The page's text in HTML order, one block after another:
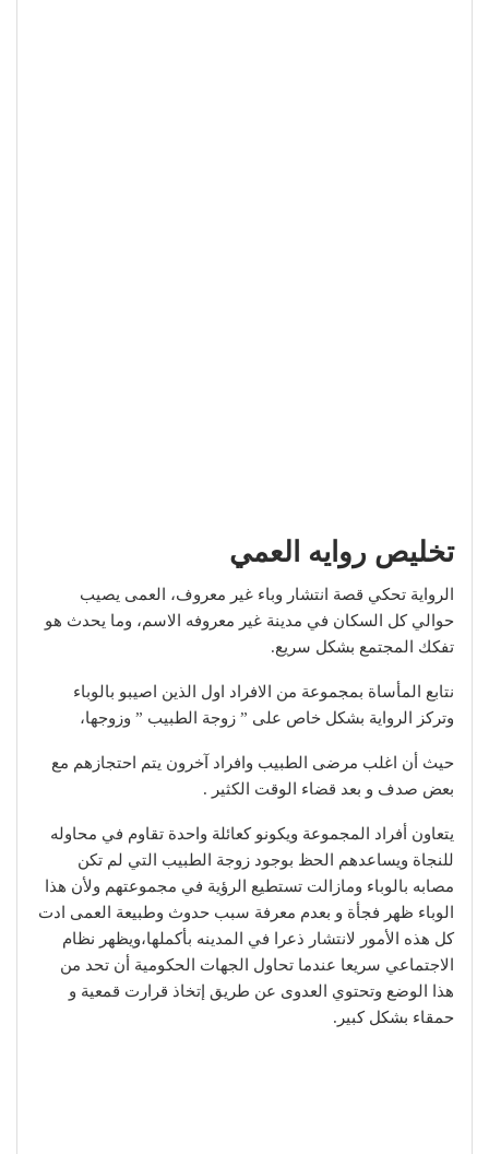
تخليص روايه العمي
الرواية تحكي قصة انتشار وباء غير معروف، العمى يصيب
حوالي كل السكان في مدينة غير معروفه الاسم، وما يحدث هو
تفكك المجتمع بشكل سريع.
نتابع المأساة بمجموعة من الافراد اول الذين اصيبو بالوباء
وتركز الرواية بشكل خاص على ” زوجة الطبيب ” وزوجها،
حيث أن اغلب مرضى الطبيب وافراد آخرون يتم احتجازهم مع
بعض صدف و بعد قضاء الوقت الكثير .
يتعاون أفراد المجموعة ويكونو كعائلة واحدة تقاوم في محاوله
للنجاة ويساعدهم الحظ بوجود زوجة الطبيب التي لم تكن
مصابه بالوباء ومازالت تستطيع الرؤية في مجموعتهم ولأن هذا
الوباء ظهر فجأة و بعدم معرفة سبب حدوث وطبيعة العمى ادت
كل هذه الأمور لانتشار ذعرا في المدينه بأكملها،ويظهر نظام
الاجتماعي سريعا عندما تحاول الجهات الحكومية أن تحد من
هذا الوضع وتحتوي العدوى عن طريق إتخاذ قرارت قمعية و
حمقاء بشكل كبير.